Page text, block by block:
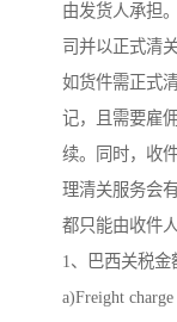
由发货人承担
司并以正式清
如货件需正式
记，且需要雇
续。同时，收
理清关服务会
都只能由收件
1、巴西关税金
a)Freight